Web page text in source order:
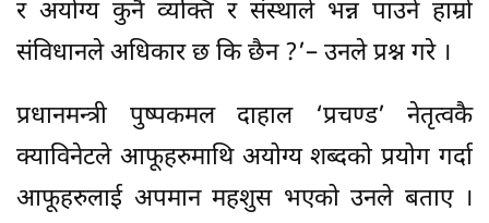
र अयोग्य कुनै व्यक्ति र संस्थाले भन्न पाउने हाम्रो
संविधानले अधिकार छ कि छैन ?’– उनले प्रश्न गरे ।
प्रधानमन्त्री पुष्पकमल दाहाल ‘प्रचण्ड’ नेतृत्वकै
क्याविनेटले आफूहरुमाथि अयोग्य शब्दको प्रयोग गर्दा
आफूहरुलाई अपमान महशुस भएको उनले बताए ।